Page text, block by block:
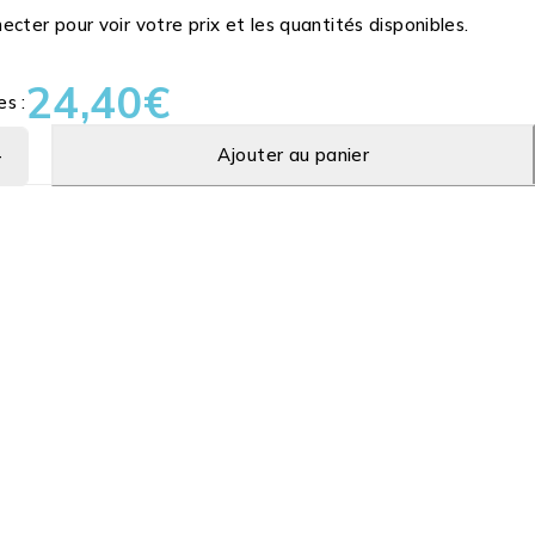
pour voir votre prix et les quantités disponibles.
:24,40€
Ajouter au panier